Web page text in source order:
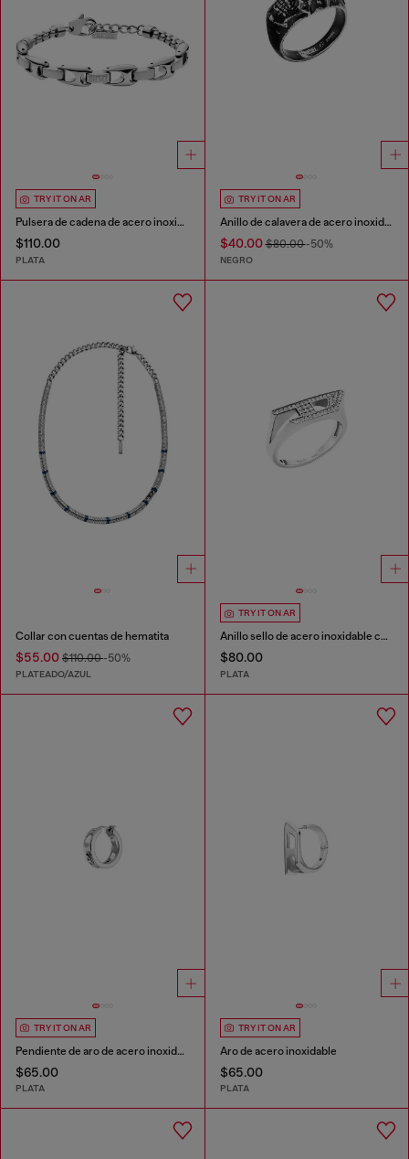
TRY IT ON AR
Pulsera de cadena de acero inoxidable
$110.00
PLATA
TRY IT ON AR
Anillo de calavera de acero inoxidable
$40.00$80.00-50%
NEGRO
Collar con cuentas de hematita
$55.00 $110.00-50%
PLATEADO/AZUL
TRY IT ON AR
Anillo sello de acero inoxidable con brillo
$80.00
PLATA
TRY IT ON AR
Pendiente de aro de acero inoxidable
$65.00
PLATA
TRY IT ON AR
Aro de acero inoxidable
$65.00
PLATA